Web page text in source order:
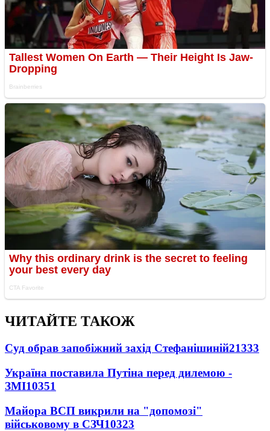
ЧИТАЙТЕ ТАКОЖ
Суд обрав запобіжний захід Стефанішиній21333
Україна поставила Путіна перед дилемою -
ЗМІ10351
Майора ВСП викрили на "допомозі"
військовому в СЗЧ10323